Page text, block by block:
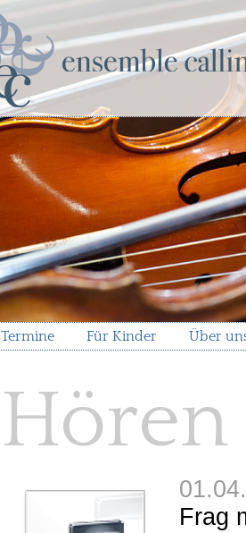
Termine Für Kinder
Über
Hören
Frag